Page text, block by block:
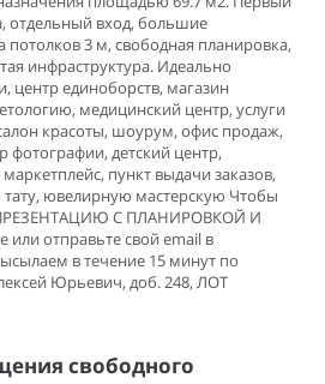
отдельный вход, большие
3 м, свободная планировка,
инфраструктура. Идеально
центр единоборств, магазин
медицинский центр, услуги
красоты, шоурум, офис продаж,
фотографии, детский центр,
пункт выдачи заказов,
ювелирную мастерскую Чтобы
С ПЛАНИРОВКОЙ И
отправьте свой email в
в течение 15 минут по
Юрьевич, доб. 248, ЛОТ
свободного